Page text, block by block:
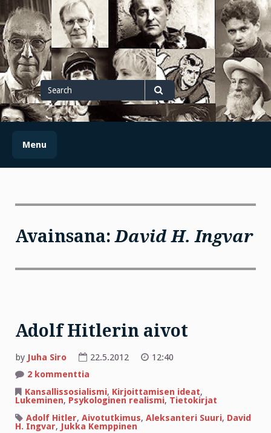
Skip
to
content
Search
for
Search
Menu
Avainsana:David H. Ingvar
Adolf Hitlerin aivot
by Juha Siro 22.5.2012
12:40
2 kommenttia
Hitlerin
aivot
Kansallissosialismi, Kirjoittamisen ideat,
Lukeminen, Psykologinen realismi, Tietokirjat
Adolf Hitler, Aivotutkimus, Aleksanteri Suuri, David
H. Ingvar, Jukka Kemppinen